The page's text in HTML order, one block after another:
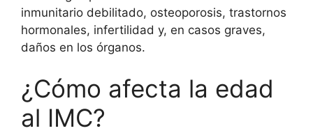
inmunitario debilitado, osteoporosis, trastornos
hormonales, infertilidad y, en casos graves,
daños en los órganos.
¿Cómo afecta la edad
al IMC?